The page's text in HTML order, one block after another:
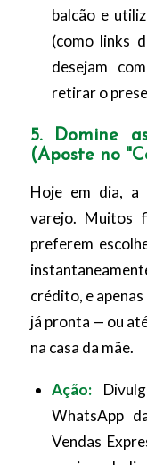
balcão e
(como links
desejam
retirar o
5. Domine
(Aposte no
Hoje em dia, a
varejo. Muitos
preferem
crédito, e
já pronta — ou
na casa da mãe.
Ação:
WhatsApp
Vendas